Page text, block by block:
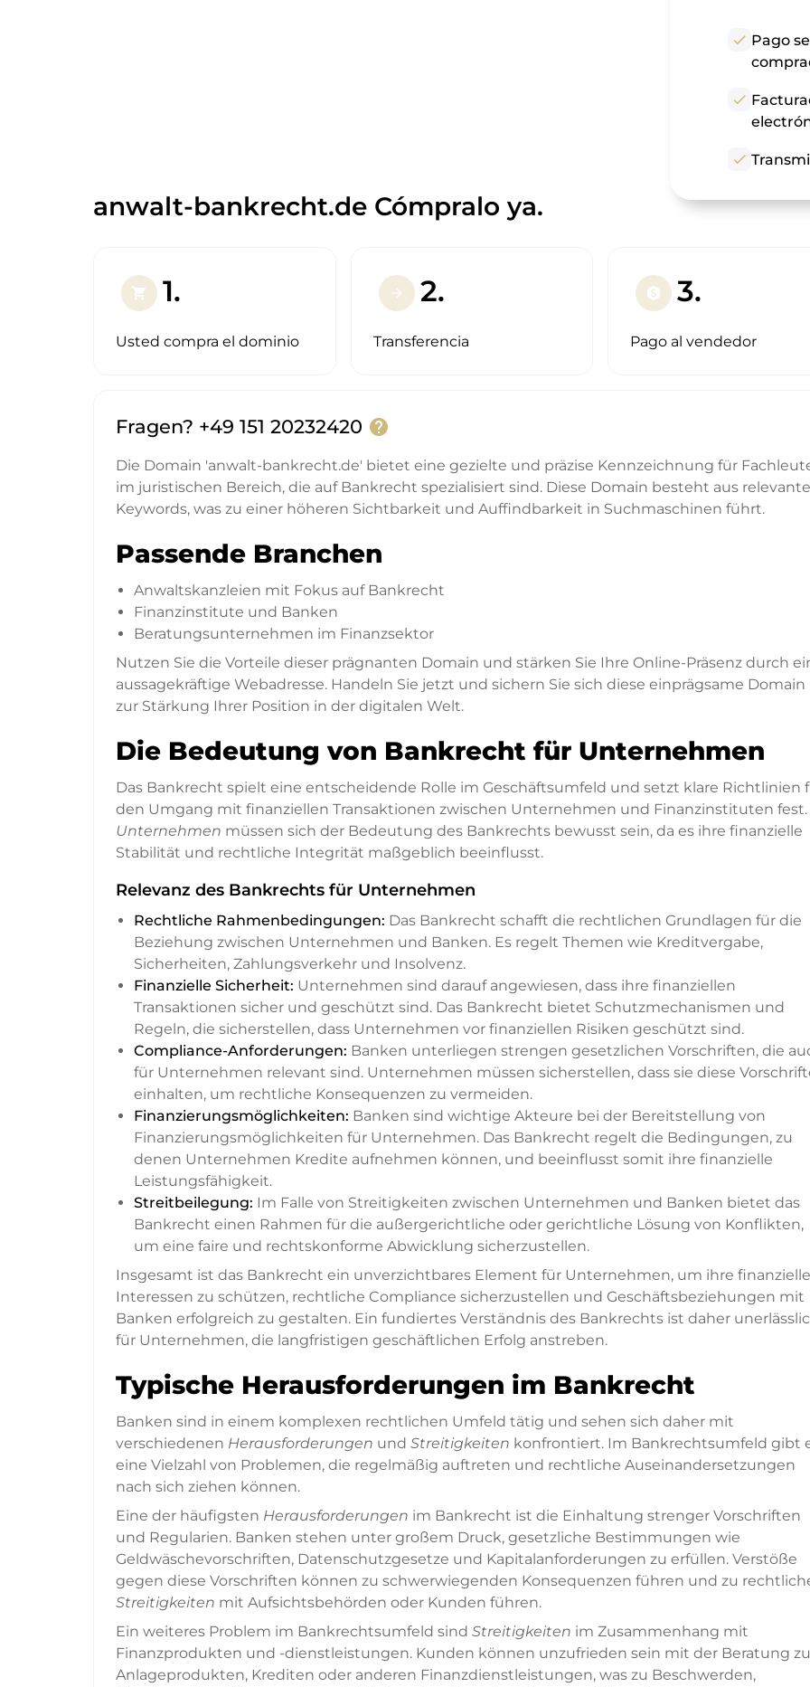
check Pago
check
check
anwalt-bankrecht.de Cómpralo ya.
shopping_cart 1.
Usted compra el dominio
arrow_forward 2.
Transferencia
paid 3.
Pago al vendedor
Fragen? +49 151 20232420 help
Die Domain 'anwalt-bankrecht.de' bietet eine gezielte und präzise Kennzeichnung für
im juristischen Bereich, die auf Bankrecht spezialisiert sind. Diese Domain besteht aus
Keywords, was zu einer höheren Sichtbarkeit und Auffindbarkeit in Suchmaschinen führt.
Passende Branchen
Anwaltskanzleien mit Fokus auf Bankrecht
Finanzinstitute und Banken
Beratungsunternehmen im Finanzsektor
Nutzen Sie die Vorteile dieser prägnanten Domain und stärken Sie Ihre Online-Präsenz durch
aussagekräftige Webadresse. Handeln Sie jetzt und sichern Sie sich diese einprägsame Domain
zur Stärkung Ihrer Position in der digitalen Welt.
Die Bedeutung von Bankrecht für Unternehmen
Das Bankrecht spielt eine entscheidende Rolle im Geschäftsumfeld und setzt klare Richtlinien
den Umgang mit finanziellen Transaktionen zwischen Unternehmen und Finanzinstituten fest.
Unternehmen müssen sich der Bedeutung des Bankrechts bewusst sein, da es ihre finanzielle
Stabilität und rechtliche Integrität maßgeblich beeinflusst.
Relevanz des Bankrechts für Unternehmen
Rechtliche Rahmenbedingungen: Das Bankrecht schafft die rechtlichen Grundlagen für die
Beziehung zwischen Unternehmen und Banken. Es regelt Themen wie Kreditvergabe,
Sicherheiten, Zahlungsverkehr und Insolvenz.
Finanzielle Sicherheit: Unternehmen sind darauf angewiesen, dass ihre finanziellen
Transaktionen sicher und geschützt sind. Das Bankrecht bietet Schutzmechanismen und
Regeln, die sicherstellen, dass Unternehmen vor finanziellen Risiken geschützt sind.
Compliance-Anforderungen: Banken unterliegen strengen gesetzlichen Vorschriften, die
für Unternehmen relevant sind. Unternehmen müssen sicherstellen, dass sie diese
einhalten, um rechtliche Konsequenzen zu vermeiden.
Finanzierungsmöglichkeiten: Banken sind wichtige Akteure bei der Bereitstellung von
Finanzierungsmöglichkeiten für Unternehmen. Das Bankrecht regelt die Bedingungen, zu
denen Unternehmen Kredite aufnehmen können, und beeinflusst somit ihre finanzielle
Leistungsfähigkeit.
Streitbeilegung: Im Falle von Streitigkeiten zwischen Unternehmen und Banken bietet das
Bankrecht einen Rahmen für die außergerichtliche oder gerichtliche Lösung von Konflikten,
um eine faire und rechtskonforme Abwicklung sicherzustellen.
Insgesamt ist das Bankrecht ein unverzichtbares Element für Unternehmen, um ihre
Interessen zu schützen, rechtliche Compliance sicherzustellen und Geschäftsbeziehungen mit
Banken erfolgreich zu gestalten. Ein fundiertes Verständnis des Bankrechts ist daher
für Unternehmen, die langfristigen geschäftlichen Erfolg anstreben.
Typische Herausforderungen im Bankrecht
Banken sind in einem komplexen rechtlichen Umfeld tätig und sehen sich daher mit
verschiedenen Herausforderungen und Streitigkeiten konfrontiert. Im Bankrechtsumfeld gibt
eine Vielzahl von Problemen, die regelmäßig auftreten und rechtliche Auseinandersetzungen
nach sich ziehen können.
Eine der häufigsten Herausforderungen im Bankrecht ist die Einhaltung strenger Vorschriften
und Regularien. Banken stehen unter großem Druck, gesetzliche Bestimmungen wie
Geldwäschevorschriften, Datenschutzgesetze und Kapitalanforderungen zu erfüllen. Verstöße
gegen diese Vorschriften können zu schwerwiegenden Konsequenzen führen und zu
Streitigkeiten mit Aufsichtsbehörden oder Kunden führen.
Ein weiteres Problem im Bankrechtsumfeld sind Streitigkeiten im Zusammenhang mit
Finanzprodukten und -dienstleistungen. Kunden können unzufrieden sein mit der Beratung zu
Anlageprodukten, Krediten oder anderen Finanzdienstleistungen, was zu Beschwerden,